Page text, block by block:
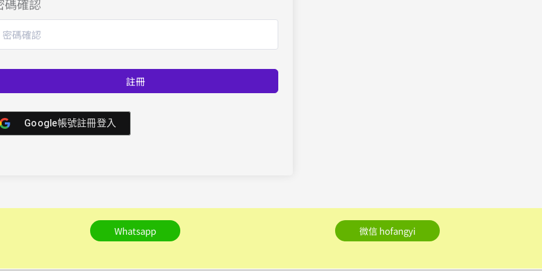
碼確認
註冊
Google帳號註冊登入
Whatsapp 微信 hofangyi